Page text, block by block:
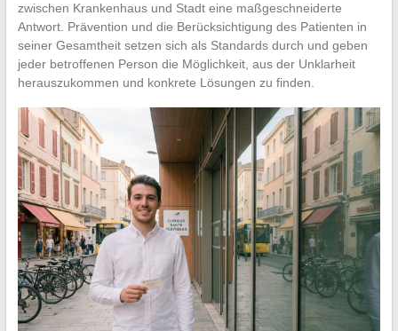
zwischen Krankenhaus und Stadt eine maßgeschneiderte
Antwort. Prävention und die Berücksichtigung des Patienten in
seiner Gesamtheit setzen sich als Standards durch und geben
jeder betroffenen Person die Möglichkeit, aus der Unklarheit
herauszukommen und konkrete Lösungen zu finden.